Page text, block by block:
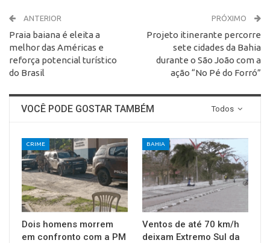
ANTERIOR
Praia baiana é eleita a
melhor das Américas e
reforça potencial turístico
do Brasil
PRÓXIMO
Projeto itinerante percorre
sete cidades da Bahia
durante o São João com a
ação “No Pé do Forró”
Todos
VOCÊ PODE GOSTAR TAMBÉM
CRIME
Dois homens morrem
em confronto com a PM
BAHIA
Ventos de até 70 km/h
deixam Extremo Sul da